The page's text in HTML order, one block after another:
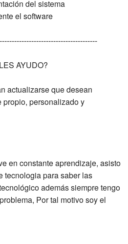
del sistema
el software
AYUDO?
actualizarse que desean
propio, personalizado y
en constante aprendizaje, asisto
tecnologia para saber las
además siempre tengo
Por tal motivo soy el